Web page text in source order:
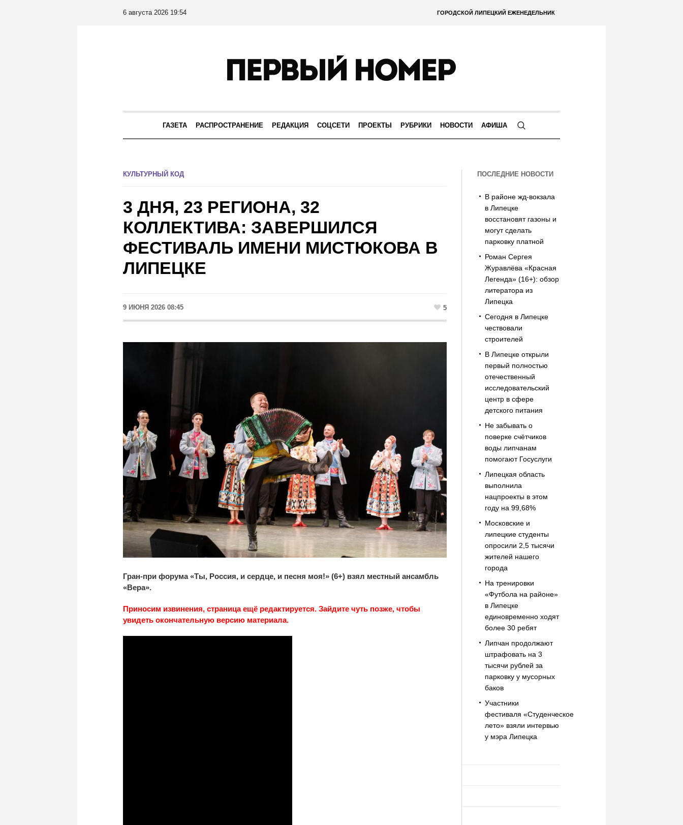
ГОРОДСКОЙ ЛИПЕЦКИЙ ЕЖЕНЕДЕЛЬНИК
6 августа 2026 19:54
ГАЗЕТА РАСПРОСТРАНЕНИЕ РЕДАКЦИЯ СОЦСЕТИ ПРОЕКТЫ РУБРИКИ НОВОСТИ АФИША
КУЛЬТУРНЫЙ КОД
3 ДНЯ, 23 РЕГИОНА, 32
КОЛЛЕКТИВА: ЗАВЕРШИЛСЯ
ФЕСТИВАЛЬ ИМЕНИ МИСТЮКОВА В
ЛИПЕЦКЕ
9 ИЮНЯ 2026 08:45 5
Гран-при форума «Ты, Россия, и сердце, и песня моя!» (6+) взял местный ансамбль
«Вера».
Приносим извинения, страница ещё редактируется. Зайдите чуть позже, чтобы
увидеть окончательную версию материала.
ПОСЛЕДНИЕ НОВОСТИ
В районе жд-вокзала
в Липецке
восстановят газоны и
могут сделать
парковку платной
Роман Сергея
Журавлёва «Красная
Легенда» (16+): обзор
литератора из
Липецка
Сегодня в Липецке
чествовали
строителей
В Липецке открыли
первый полностью
отечественный
исследовательский
центр в сфере
детского питания
Не забывать о
поверке счётчиков
воды липчанам
помогают Госуслуги
Липецкая область
выполнила
нацпроекты в этом
году на 99,68%
Московские и
липецкие студенты
опросили 2,5 тысячи
жителей нашего
города
На тренировки
«Футбола на районе»
в Липецке
единовременно ходят
более 30 ребят
Липчан продолжают
штрафовать на 3
тысячи рублей за
парковку у мусорных
баков
Участники
фестиваля «Студенческое
лето» взяли интервью
у мэра Липецка